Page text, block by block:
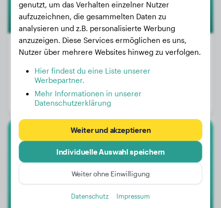
Gewicht:
Geschlecht:
American Staffordshire Terrier
Popeye
1
genutzt, um das Verhalten einzelner Nutzer
aufzuzeichnen, die gesammelten Daten zu
analysieren und z.B. personalisierte Werbung
anzuzeigen. Diese Services ermöglichen es uns,
Nutzer über mehrere Websites hinweg zu verfolgen.
Hier findest du eine Liste unserer
Werbepartner.
Mehr Informationen in unserer
Datenschutzerklärung
Weiter und akzeptieren
Individuelle Auswahl speichern
Weiter ohne Einwilligung
Datenschutz Impressum